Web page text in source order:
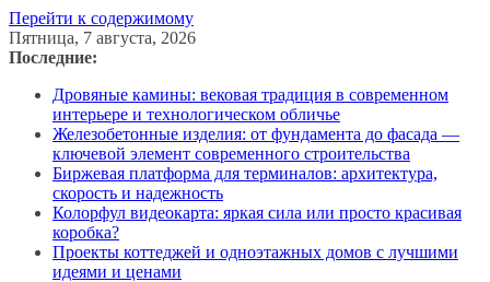
Перейти к содержимому
Пятница, 7 августа, 2026
Последние:
Дровяные камины: вековая традиция в современном
интерьере и технологическом обличье
Железобетонные изделия: от фундамента до фасада —
ключевой элемент современного строительства
Биржевая платформа для терминалов: архитектура,
скорость и надежность
Колорфул видеокарта: яркая сила или просто красивая
коробка?
Проекты коттеджей и одноэтажных домов с лучшими
идеями и ценами